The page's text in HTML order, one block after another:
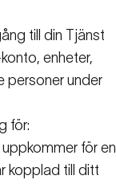
till din Tjänst
enheter,
personer under
för:
för en
kopplad till ditt